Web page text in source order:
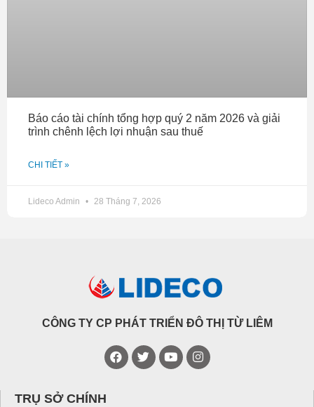
Báo cáo tài chính tổng hợp quý 2 năm 2026 và giải
trình chênh lệch lợi nhuận sau thuế
CHI TIẾT »
Lideco Admin 28 Tháng 7, 2026
CÔNG TY CP PHÁT TRIỂN ĐÔ THỊ TỪ LIÊM
TRỤ SỞ CHÍNH